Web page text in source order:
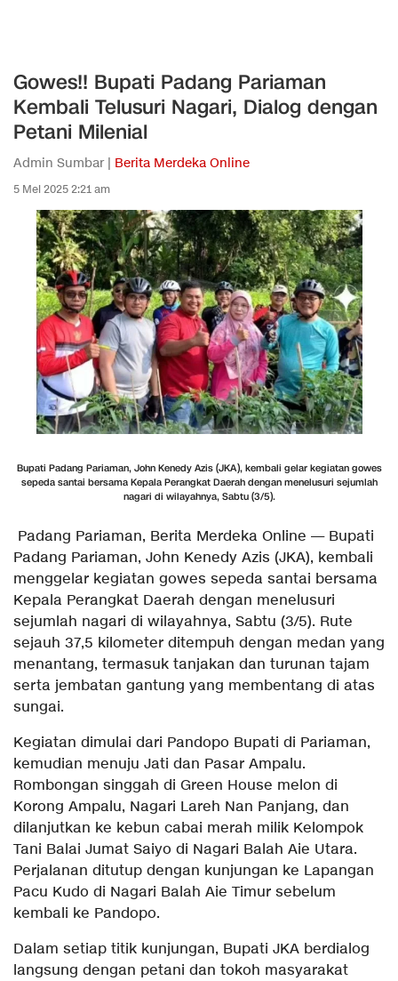
Gowes!! Bupati Padang Pariaman
Kembali Telusuri Nagari, Dialog dengan
Petani Milenial
Admin Sumbar | Berita Merdeka Online
5 Mei 2025 2:21 am
Bupati Padang Pariaman, John Kenedy Azis (JKA), kembali gelar kegiatan gowes
sepeda santai bersama Kepala Perangkat Daerah dengan menelusuri sejumlah
nagari di wilayahnya, Sabtu (3/5).
Padang Pariaman, Berita Merdeka Online — Bupati
Padang Pariaman, John Kenedy Azis (JKA), kembali
menggelar kegiatan gowes sepeda santai bersama
Kepala Perangkat Daerah dengan menelusuri
sejumlah nagari di wilayahnya, Sabtu (3/5). Rute
sejauh 37,5 kilometer ditempuh dengan medan yang
menantang, termasuk tanjakan dan turunan tajam
serta jembatan gantung yang membentang di atas
sungai.
Kegiatan dimulai dari Pandopo Bupati di Pariaman,
kemudian menuju Jati dan Pasar Ampalu.
Rombongan singgah di Green House melon di
Korong Ampalu, Nagari Lareh Nan Panjang, dan
dilanjutkan ke kebun cabai merah milik Kelompok
Tani Balai Jumat Saiyo di Nagari Balah Aie Utara.
Perjalanan ditutup dengan kunjungan ke Lapangan
Pacu Kudo di Nagari Balah Aie Timur sebelum
kembali ke Pandopo.
Dalam setiap titik kunjungan, Bupati JKA berdialog
langsung dengan petani dan tokoh masyarakat